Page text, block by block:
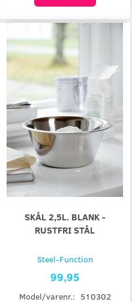
SKÅL 2,5L. BLANK -
RUSTFRI STÅL
Steel-Function
99,95
Model/varenr.: 510302